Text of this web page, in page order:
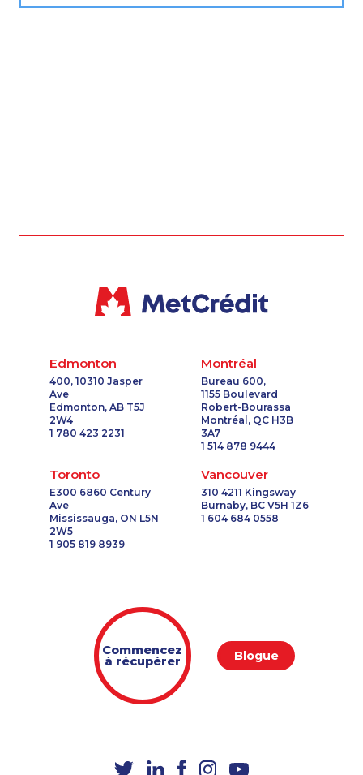
Edmonton
400, 10310 Jasper
Ave
Edmonton, AB T5J
2W4
1 780 423 2231
Montréal
Bureau 600,
1155 Boulevard
Robert-Bourassa
Montréal, QC H3B
3A7
1 514 878 9444
Toronto
E300 6860 Century
Ave
Mississauga, ON L5N
2W5
1 905 819 8939
Vancouver
310 4211 Kingsway
Burnaby, BC V5H 1Z6
1 604 684 0558
Commencez
à récupérer Blogue